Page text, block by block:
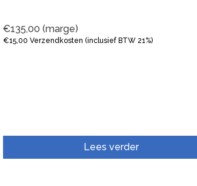
€135,00 (marge)
€15,00 Verzendkosten (inclusief BTW 21%)
Lees verder